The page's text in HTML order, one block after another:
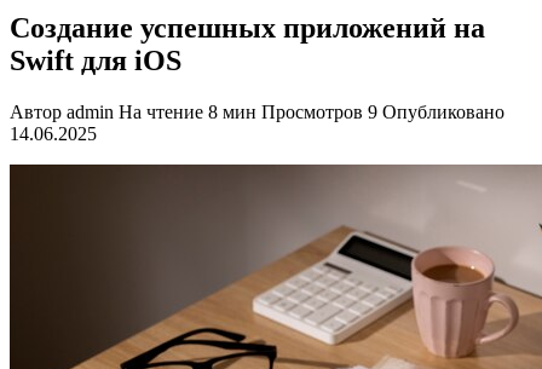
Создание успешных приложений на
Swift для iOS
Автор admin На чтение 8 мин Просмотров 9 Опубликовано
14.06.2025